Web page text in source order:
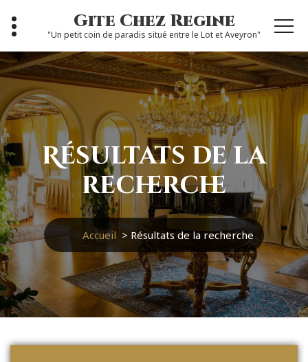
contenu
Gite Chez Regine
"Un petit coin de paradis situé entre le Lot et Aveyron"
Résultats de la
recherche
Accueil > Résultats de la recherche